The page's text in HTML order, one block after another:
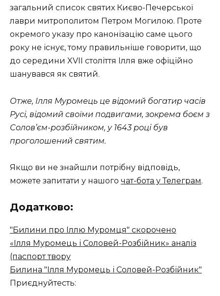
загальний список святих Києво-Печерської
лаври митрополитом Петром Могилою. Проте
окремого указу про канонізацію саме цього
року не існує, тому правильніше говорити, що
до середини XVII століття Ілля вже офіційно
шанувався як святий.
Отже, Ілля Муромець це відомий богатир часів
Русі, відомий своїми подвигами, зокрема боєм з
Солов’єм-розбійником, у 1643 році був
проголошений святим.
Якщо ви не знайшли потрібну відповідь,
можете запитати у нашого чат-бота у Телеграм.
Додатково:
"Билини про Іллю Муромця" скорочено
«Ілля Муромець і Соловей-Розбійник» аналіз
(паспорт твору
Билина "Ілля Муромець і Соловей-Розбійник"
Приєднуйтесть: